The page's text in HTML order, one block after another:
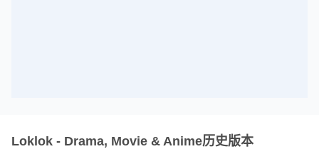
Loklok - Drama, Movie & Anime历史版本